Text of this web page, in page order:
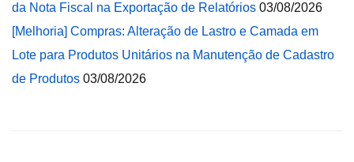
da Nota Fiscal na Exportação de Relatórios 03/08/2026
[Melhoria] Compras: Alteração de Lastro e Camada em
Lote para Produtos Unitários na Manutenção de Cadastro
de Produtos 03/08/2026